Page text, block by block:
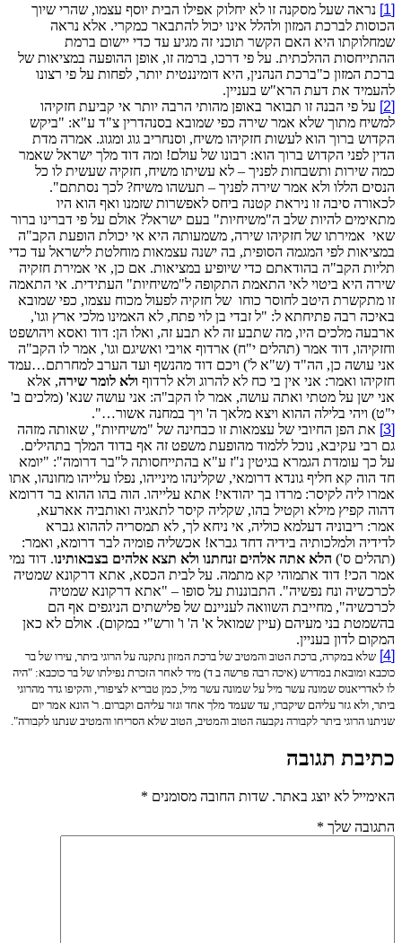
[1]
נראה שעל מסקנה זו לא יחלוק אפילו הבית יוסף עצמו, שהרי שיוך
הכוסות לברכת המזון ולהלל אינו יכול להתבאר כמקרי. אלא נראה
שמחלוקתו היא האם הקשר תוכני זה מגיע עד כדי יישום ברמת
ההתייחסות ההלכתית. על פי דרכו, ברמה זו, אופן ההופעה במציאות של
ברכת המזון כ"ברכת הנהנין, היא דומיננטית יותר, לפחות על פי רצונו
להעמיד את דעת הרא"ש בעניין.
[2]
על פי הבנה זו תבואר באופן מהותי הרבה יותר אי קביעת חזקיהו
למשיח מתוך שלא אמר שירה כפי שמובא בסנהדרין צ"ד ע"א: "ביקש
הקדוש ברוך הוא לעשות חזקיהו משיח, וסנחריב גוג ומגוג. אמרה מדת
הדין לפני הקדוש ברוך הוא: רבונו של עולם! ומה דוד מלך ישראל שאמר
כמה שירות ותשבחות לפניך – לא עשיתו משיח, חזקיה שעשית לו כל
הנסים הללו ולא אמר שירה לפניך – תעשהו משיח? לכך נסתתם".
לכאורה סיבה זו ניראת קטנה ביחס לאפשרות שזמנו ואף הוא היו
מתאימים להיות שלב ה"משיחיות" בעם ישראל? אולם על פי דברינו ברור
שאי אמירתו של חזקיהו שירה, משמעותה היא אי יכולת הופעת הקב"ה
במציאות לפי המגמה הסופית, בה ישנה עצמאות מוחלטת לישראל עד כדי
תליות הקב"ה בהודאתם כדי שיופיע במציאות. אם כן, אי אמירת חזקיה
שירה היא ביטוי לאי התאמת התקופה ל"משיחיות" העתידית. אי התאמה
זו מתקשרת היטב לחוסר כוחו של חזקיה לפעול מכוח עצמו, כפי שמובא
באיכה רבה פתיחתא ל: "ל זבדי בן לוי פתח, לא האמינו מלכי ארץ וגו',
ארבעה מלכים היו, מה שתבע זה לא תבע זה, ואלו הן: דוד ואסא ויהושפט
וחזקיהו, דוד אמר (תהלים י"ח) ארדוף אויבי ואשיגם וגו', אמר לו הקב"ה
אני עושה כן, הה"ד (ש"א ל') ויכם דוד מהנשף ועד הערב למחרתם…עמד
חזקיהו ואמר: אני אין בי כח לא להרוג ולא לרדוף ולא לומר שירה, אלא
אני ישן על מטתי ואתה עושה, אמר לו הקב"ה: אני עושה שנא' (מלכים ב'
י"ט) ויהי בלילה ההוא ויצא מלאך ה' ויך במחנה אשור…".
[3]
את הפן החיובי של עצמאות זו כבחינה של "משיחיות", שאותה מזהה
גם רבי עקיבא, נוכל ללמוד מהופעת משפט זה אף בדוד המלך בתהילים.
על כך עומדת הגמרא בגיטין נ"ז ע"א בהתייחסותה ל"בר דרומה": "יומא
חד הוה קא חליף גונדא דרומאי, שקלינהו מינייהו, נפלו עלייהו מחונהו, אתו
אמרו ליה לקיסר: מרדו בך יהודאי! אתא עלייהו. הוה בהו ההוא בר דרומא
דהוה קפיץ מילא וקטיל בהו, שקליה קיסר לתאגיה ואותביה אארעא,
אמר: ריבוניה דעלמא כוליה, אי ניחא לך, לא תמסריה לההוא גברא
לדידיה ולמלכותיה בידיה דחד גברא! אכשליה פומיה לבר דרומא, ואמר:
(תהלים ס') הלא אתה אלהים זנחתנו ולא תצא אלהים בצבאותינו. דוד נמי
אמר הכי! דוד אתמוהי קא מתמה. על לבית הכסא, אתא דרקונא שמטיה
לכרכשיה ונח נפשיה". התבוננות על סופו – "אתא דרקונא שמטיה
לכרכשיה", מחייבת השוואה לעניינם של פלישתים הניגפים אף הם
בהשמטת בני מעיהם (עיין שמואל א' ה' ו' ורש"י במקום). אולם לא כאן
המקום לדון בעניין.
[4]
שלא במקרה, ברכת הטוב והמטיב של ברכת המזון נתקנה על הרוגי ביתר, עירו של בר
כוכבא ומובאת במדרש (איכה רבה פרשה ב ד) מיד לאחר הזכרת נפילתו של בר כוכבא: "היה
לו לאדריאנוס שמונה עשר מיל על שמונה עשר מיל, כמן טבריא לציפורי, והקיפו גדר מהרוגי
ביתר, ולא גזר עליהם שיקברו, עד שעמד מלך אחד וגזר עליהם וקברום. ר' הונא אמר יום
שניתנו הרוגי ביתר לקבורה נקבעה הטוב והמטיב, הטוב שלא הסריחו והמטיב שנתנו לקבורה".
כתיבת תגובה
האימייל לא יוצג באתר. שדות החובה מסומנים *
התגובה שלך *